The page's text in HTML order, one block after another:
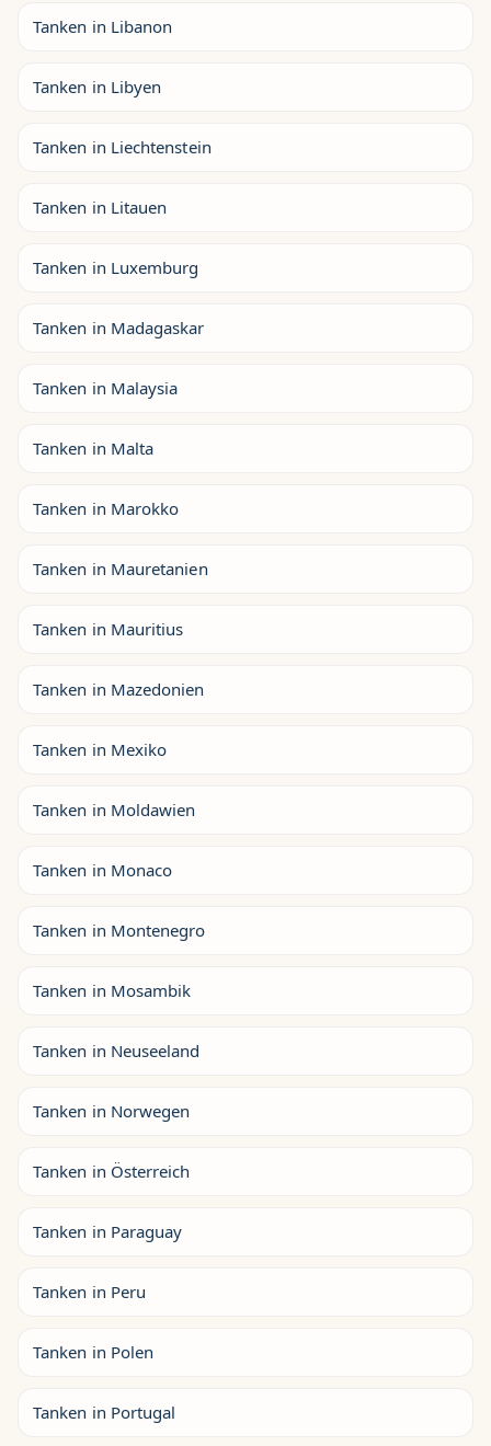
Tanken in Libanon
Tanken in Libyen
Tanken in Liechtenstein
Tanken in Litauen
Tanken in Luxemburg
Tanken in Madagaskar
Tanken in Malaysia
Tanken in Malta
Tanken in Marokko
Tanken in Mauretanien
Tanken in Mauritius
Tanken in Mazedonien
Tanken in Mexiko
Tanken in Moldawien
Tanken in Monaco
Tanken in Montenegro
Tanken in Mosambik
Tanken in Neuseeland
Tanken in Norwegen
Tanken in Österreich
Tanken in Paraguay
Tanken in Peru
Tanken in Polen
Tanken in Portugal